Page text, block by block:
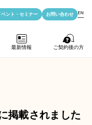
最新情報 ご契約後の方
ベント・ セミナー お問い合わせ EN
掲載されました